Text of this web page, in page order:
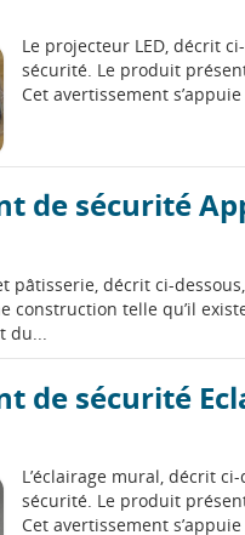
Le projecteur LED, décrit
sécurité. Le produit
Cet avertissement
de sécurité
pâtisserie, décrit ci-
construction telle qu’il
du...
de sécurité
L’éclairage mural, décrit
sécurité. Le produit
Cet avertissement